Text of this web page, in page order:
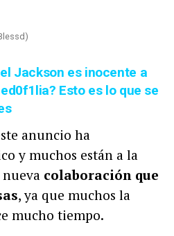
Jackson es inocente a
Esto es lo que se
anuncio ha
y muchos están a la
colaboración que
, ya que muchos la
mucho tiempo.